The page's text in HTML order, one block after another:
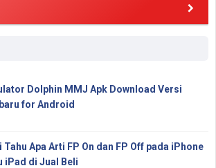
Dolphin MMJ Apk Download Versi
for Android
Tahu Apa Arti FP On dan FP Off pada iPhone
iPad di Jual Beli